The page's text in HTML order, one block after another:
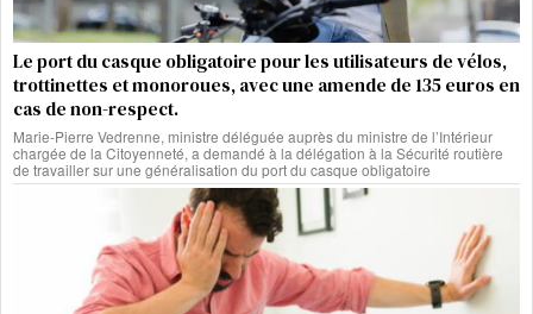
Le port du casque obligatoire pour les utilisateurs de vélos,
trottinettes et monoroues, avec une amende de 135 euros en
cas de non-respect.
Marie-Pierre Vedrenne, ministre déléguée auprès du ministre de l’Intérieur
chargée de la Citoyenneté, a demandé à la délégation à la Sécurité routière
de travailler sur une généralisation du port du casque obligatoire